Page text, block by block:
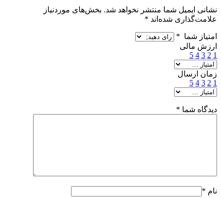
نشانی ایمیل شما منتشر نخواهد شد. بخش‌های موردنیاز
علامت‌گذاری شده‌اند *
امتیاز شما *
ارزش مالی
1
2
3
4
5
زمان ارسال
1
2
3
4
5
دیدگاه شما *
نام *